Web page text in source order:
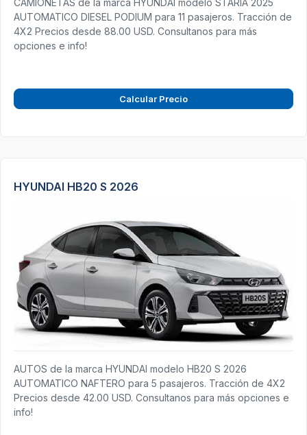
CAMIONETAS de la marca HYUNDAI modelo STARIA 2025
AUTOMATICO DIESEL PODIUM para 11 pasajeros. Tracción de
4X2 Precios desde 88.00 USD. Consultanos para más
opciones e info!
Calcular Precio
HYUNDAI HB20 S 2026
AUTOS de la marca HYUNDAI modelo HB20 S 2026
AUTOMATICO NAFTERO para 5 pasajeros. Tracción de 4X2
Precios desde 42.00 USD. Consultanos para más opciones e
info!